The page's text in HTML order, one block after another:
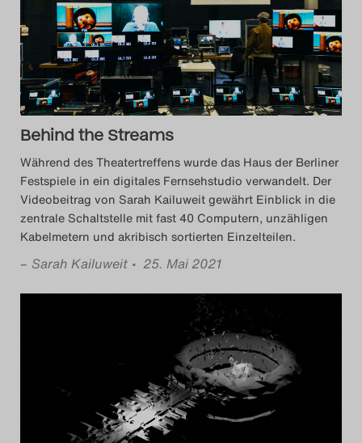
Das Theatertreffen-Blog
2014
Das Theatertreffen-Blog
2015
Das Theatertreffen-Blog
2016
Das Theatertreffen-Blog
Das Theatertreffen-Blog
2018
Das Theatertreffen-Blog
2018 Alumni
Behind the Streams
Während des Theatertreffens wurde das Haus der Berliner
Festspiele in ein digitales Fernsehstudio verwandelt. Der
Videobeitrag von Sarah Kailuweit gewährt Einblick in die
zentrale Schaltstelle mit fast 40 Computern, unzähligen
Kabelmetern und akribisch sortierten Einzelteilen.
– Sarah Kailuweit • 25. Mai 2021